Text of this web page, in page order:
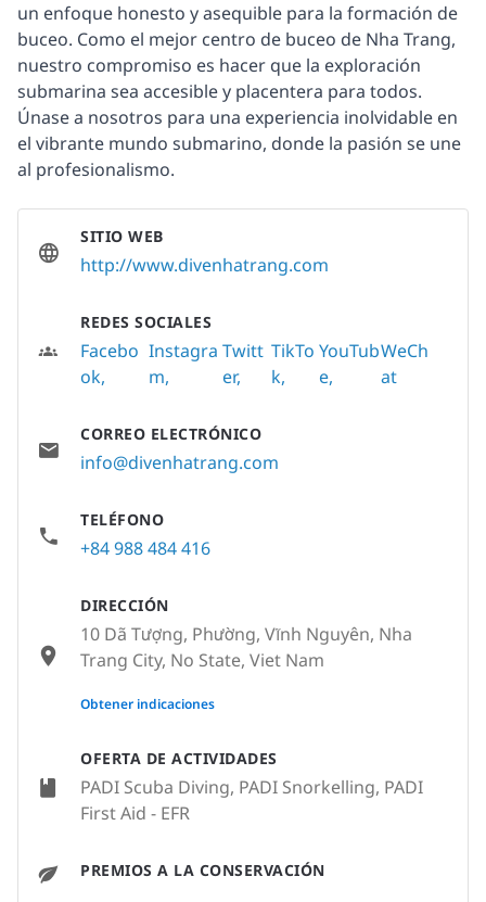
un enfoque honesto y asequible para la formación de
buceo. Como el mejor centro de buceo de Nha Trang,
nuestro compromiso es hacer que la exploración
submarina sea accesible y placentera para todos.
Únase a nosotros para una experiencia inolvidable en
el vibrante mundo submarino, donde la pasión se une
al profesionalismo.
OFERTA DE ACTIVIDADES
PADI Scuba Diving, PADI Snorkelling, PADI
First Aid - EFR
PREMIOS A LA CONSERVACIÓN
SITIO WEB
http://www.divenhatrang.com
REDES SOCIALES
Facebo
ok
Instagra
m
Twitt
er
TikTo
k
YouTub
e
WeCh
at
CORREO ELECTRÓNICO
info@divenhatrang.com
TELÉFONO
+84 988 484 416
DIRECCIÓN
10 Dã Tượng, Phường, Vĩnh Nguyên, Nha
Trang City, No State, Viet Nam
None
Obtener indicaciones